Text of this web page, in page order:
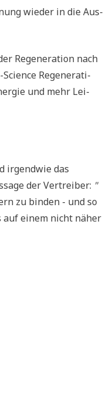
wie­der in die Aus­
Rege­ne­ra­ti­on nach
Sci­ence Rege­ne­ra­ti­
und mehr Lei­
irgend­wie das
der Ver­trei­ber: "
zu bin­den - und so
auf einem nicht näher